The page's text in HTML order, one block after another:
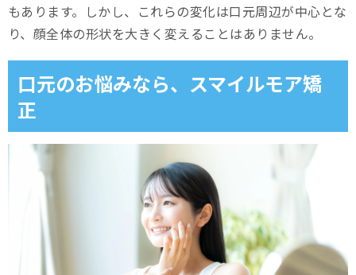
もあります。しかし、これらの変化は口元周辺が中心とな
り、顔全体の形状を大きく変えることはありません。
口元のお悩みなら、スマイルモア矯
正